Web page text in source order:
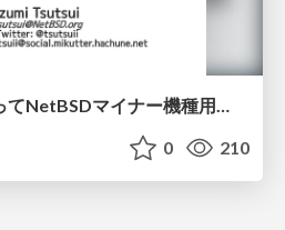
GitHub Actionsを使ってNetBSDマイナー機種用のビルドテストCIを書いてみた話 / OSC2025Osaka
0 210